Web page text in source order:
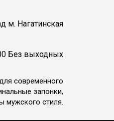
м. Нагатинская
Без выходных
современного
запонки,
мужского стиля.